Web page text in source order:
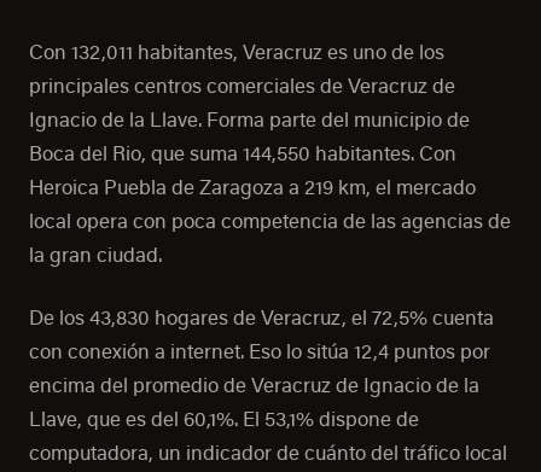
Con 132,011 habitantes, Veracruz es uno de los
principales centros comerciales de Veracruz de
Ignacio de la Llave. Forma parte del municipio de
Boca del Rio, que suma 144,550 habitantes. Con
Heroica Puebla de Zaragoza a 219 km, el mercado
local opera con poca competencia de las agencias de
la gran ciudad.
De los 43,830 hogares de Veracruz, el 72,5% cuenta
con conexión a internet. Eso lo sitúa 12,4 puntos por
encima del promedio de Veracruz de Ignacio de la
Llave, que es del 60,1%. El 53,1% dispone de
computadora, un indicador de cuánto del tráfico local